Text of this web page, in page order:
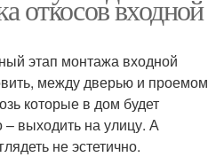
откосов входной
этап монтажа входной
между дверью и проемом
которые в дом будет
– выходить на улицу. А
не эстетично.